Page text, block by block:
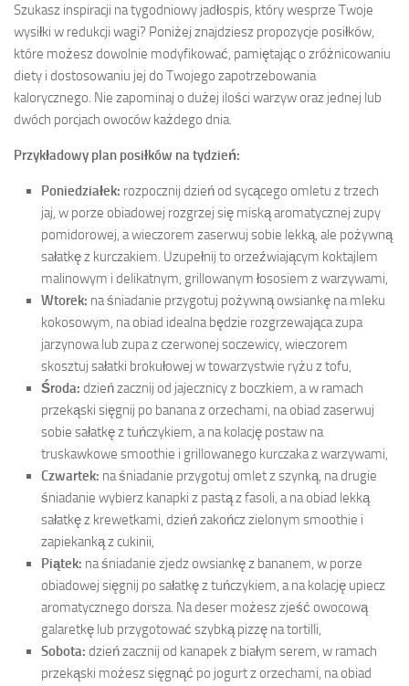
Szukasz inspiracji na tygodniowy jadłospis, który wesprze Twoje
wysiłki w redukcji wagi? Poniżej znajdziesz propozycje posiłków,
które możesz dowolnie modyfikować, pamiętając o zróżnicowaniu
diety i dostosowaniu jej do Twojego zapotrzebowania
kalorycznego. Nie zapominaj o dużej ilości warzyw oraz jednej lub
dwóch porcjach owoców każdego dnia.
Przykładowy plan posiłków na tydzień:
Poniedziałek: rozpocznij dzień od sycącego omletu z trzech
jaj, w porze obiadowej rozgrzej się miską aromatycznej zupy
pomidorowej, a wieczorem zaserwuj sobie lekką, ale pożywną
sałatkę z kurczakiem. Uzupełnij to orzeźwiającym koktajlem
malinowym i delikatnym, grillowanym łososiem z warzywami,
Wtorek: na śniadanie przygotuj pożywną owsiankę na mleku
kokosowym, na obiad idealna będzie rozgrzewająca zupa
jarzynowa lub zupa z czerwonej soczewicy, wieczorem
skosztuj sałatki brokułowej w towarzystwie ryżu z tofu,
Środa: dzień zacznij od jajecznicy z boczkiem, a w ramach
przekąski sięgnij po banana z orzechami, na obiad zaserwuj
sobie sałatkę z tuńczykiem, a na kolację postaw na
truskawkowe smoothie i grillowanego kurczaka z warzywami,
Czwartek: na śniadanie przygotuj omlet z szynką, na drugie
śniadanie wybierz kanapki z pastą z fasoli, a na obiad lekką
sałatkę z krewetkami, dzień zakończ zielonym smoothie i
zapiekanką z cukinii,
Piątek: na śniadanie zjedz owsiankę z bananem, w porze
obiadowej sięgnij po sałatkę z tuńczykiem, a na kolację upiecz
aromatycznego dorsza. Na deser możesz zjeść owocową
galaretkę lub przygotować szybką pizzę na tortilli,
Sobota: dzień zacznij od kanapek z białym serem, w ramach
przekąski możesz sięgnąć po jogurt z orzechami, na obiad